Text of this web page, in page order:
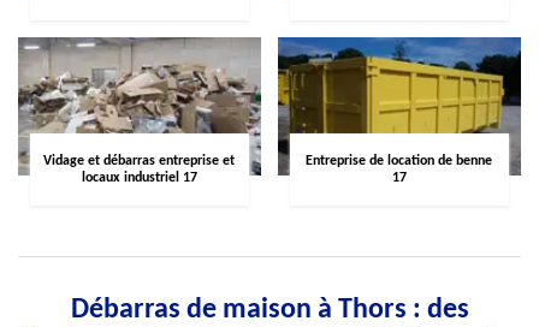
Vidage et débarras entreprise et
locaux industriel 17
Entreprise de location de benne
17
Débarras de maison à Thors : des